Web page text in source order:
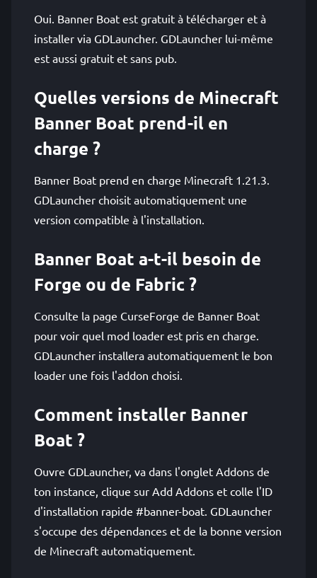
Oui. Banner Boat est gratuit à télécharger et à
installer via GDLauncher. GDLauncher lui-même
est aussi gratuit et sans pub.
Quelles versions de Minecraft
Banner Boat prend-il en
charge ?
Banner Boat prend en charge Minecraft 1.21.3.
GDLauncher choisit automatiquement une
version compatible à l'installation.
Banner Boat a-t-il besoin de
Forge ou de Fabric ?
Consulte la page CurseForge de Banner Boat
pour voir quel mod loader est pris en charge.
GDLauncher installera automatiquement le bon
loader une fois l'addon choisi.
Comment installer Banner
Boat ?
Ouvre GDLauncher, va dans l'onglet Addons de
ton instance, clique sur Add Addons et colle l'ID
d'installation rapide #banner-boat. GDLauncher
s'occupe des dépendances et de la bonne version
de Minecraft automatiquement.